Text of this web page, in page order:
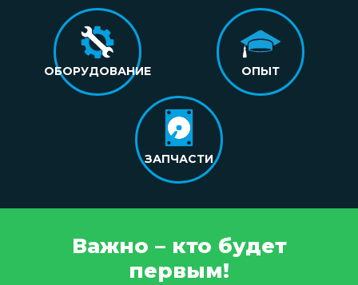
ОБОРУДОВАНИЕ ОПЫТ
ЗАПЧАСТИ
Важно – кто будет
первым!